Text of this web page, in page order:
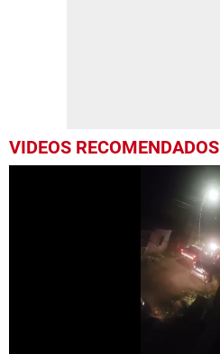
VIDEOS RECOMENDADOS